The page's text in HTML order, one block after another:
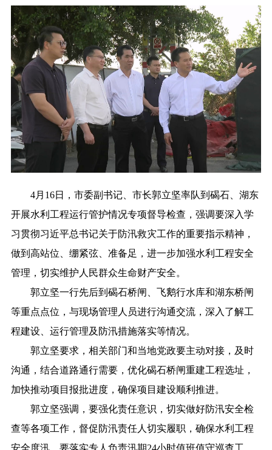
4月16日，市委副书记、市长郭立坚率队到碣石、湖东
开展水利工程运行管护情况专项督导检查，强调要深入学
习贯彻习近平总书记关于防汛救灾工作的重要指示精神，
做到高站位、绷紧弦、准备足，进一步加强水利工程安全
管理，切实维护人民群众生命财产安全。
郭立坚一行先后到碣石桥闸、飞鹅行水库和湖东桥闸
等重点点位，与现场管理人员进行沟通交流，深入了解工
程建设、运行管理及防汛措施落实等情况。
郭立坚要求，相关部门和当地党政要主动对接，及时
沟通，结合道路通行需要，优化碣石桥闸重建工程选址，
加快推动项目报批进度，确保项目建设顺利推进。
郭立坚强调，要强化责任意识，切实做好防汛安全检
查等各项工作，督促防汛责任人切实履职，确保水利工程
安全度汛。要落实专人负责汛期24小时值班值守巡查工